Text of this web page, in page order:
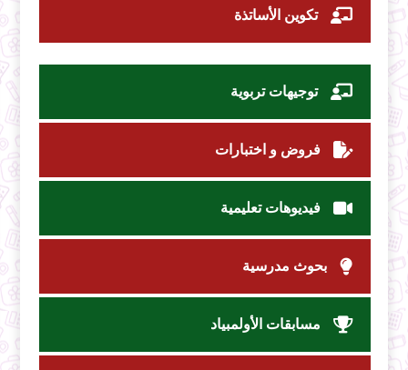
تكوين الأساتذة
توجيهات تربوية
فروض و اختبارات
فيديوهات تعليمية
بحوث مدرسية
مسابقات الأولمبياد